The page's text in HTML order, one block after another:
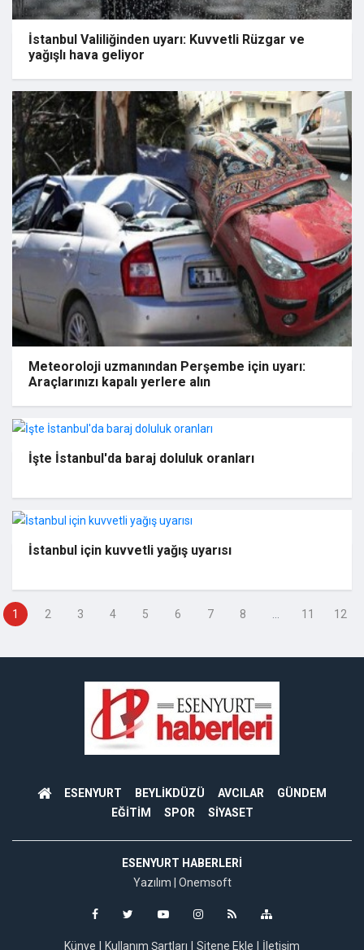
İstanbul Valiliğinden uyarı: Kuvvetli Rüzgar ve
yağışlı hava geliyor
Meteoroloji uzmanından Perşembe için uyarı:
Araçlarınızı kapalı yerlere alın
İşte İstanbul'da baraj doluluk oranları
İstanbul için kuvvetli yağış uyarısı
1 2 3 4 5 6 7 8 11 12
ESENYURT BEYLİKDÜZÜ AVCILAR
GÜNDEM
EĞİTİM
SPOR SİYASET
ESENYURT HABERLERI
Yazılım | Onemsoft
Künye Kullanım Şartları Sitene Ekle
İletişim